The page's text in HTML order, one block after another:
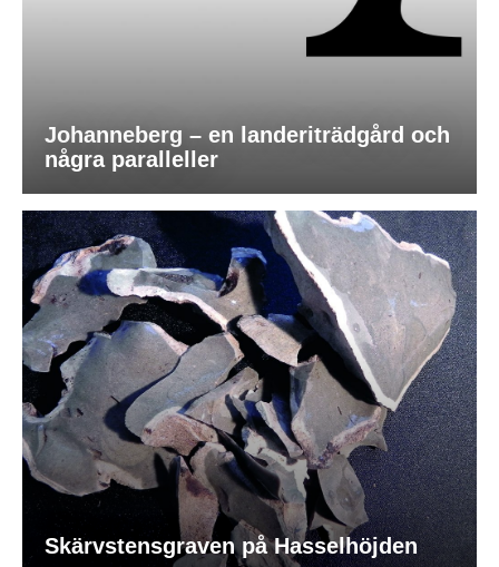
Johanneberg – en landeriträdgård och
några paralleller
Skärvstensgraven på Hasselhöjden